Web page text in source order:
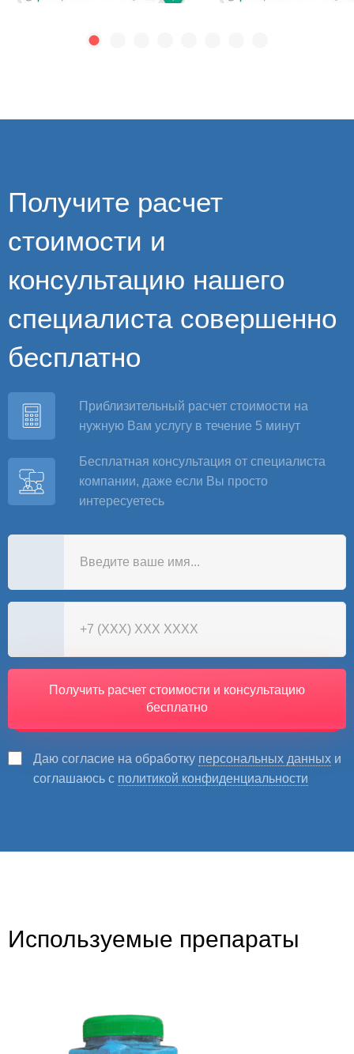
Получите расчет
стоимости и
консультацию нашего
специалиста совершенно
бесплатно
Приблизительный расчет стоимости на
нужную Вам услугу в течение 5 минут
Бесплатная консультация от специалиста
компании, даже если Вы просто
интересуетесь
Получить расчет стоимости и консультацию
бесплатно
Даю согласие на обработку персональных данных и
соглашаюсь с политикой конфиденциальности
Используемые препараты